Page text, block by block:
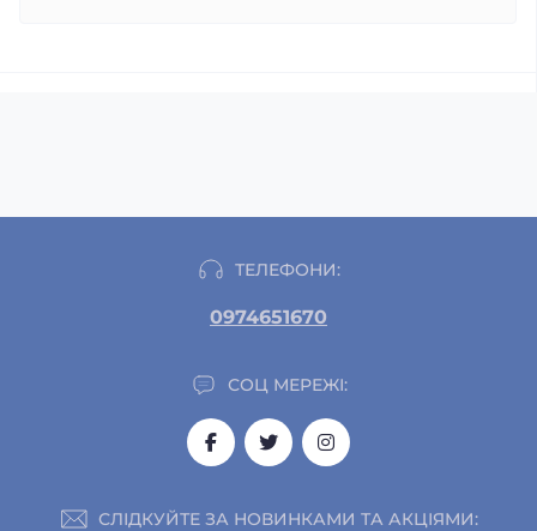
ТЕЛЕФОНИ:
0974651670
СОЦ МЕРЕЖІ:
СЛІДКУЙТЕ ЗА НОВИНКАМИ ТА АКЦІЯМИ: